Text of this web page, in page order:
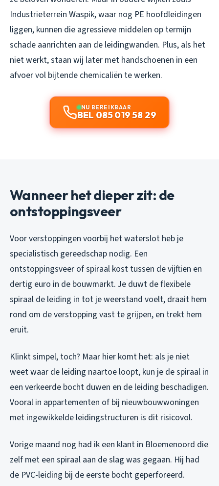
Industrieterrein Waspik, waar nog PE hoofdleidingen
liggen, kunnen die agressieve middelen op termijn
schade aanrichten aan de leidingwanden. Plus, als het
niet werkt, staan wij later met handschoenen in een
afvoer vol bijtende chemicaliën te werken.
NU BEREIKBAAR
BEL 085 019 58 29
Wanneer het dieper zit: de
ontstoppingsveer
Voor verstoppingen voorbij het waterslot heb je
specialistisch gereedschap nodig. Een
ontstoppingsveer of spiraal kost tussen de vijftien en
dertig euro in de bouwmarkt. Je duwt de flexibele
spiraal de leiding in tot je weerstand voelt, draait hem
rond om de verstopping vast te grijpen, en trekt hem
eruit.
Klinkt simpel, toch? Maar hier komt het: als je niet
weet waar de leiding naartoe loopt, kun je de spiraal in
een verkeerde bocht duwen en de leiding beschadigen.
Vooral in appartementen of bij nieuwbouwwoningen
met ingewikkelde leidingstructuren is dit risicovol.
Vorige maand nog had ik een klant in Bloemenoord die
zelf met een spiraal aan de slag was gegaan. Hij had
de PVC-leiding bij de eerste bocht geperforeerd.